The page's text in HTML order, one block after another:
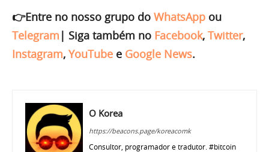
👉Entre no nosso grupo do WhatsApp ou
Telegram | Siga também no Facebook, Twitter,
Instagram, YouTube e Google News.
O Korea
https://beacons.page/koreacomk
Consultor, programador e tradutor. #bitcoin